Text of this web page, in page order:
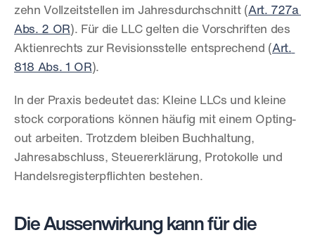
zehn Vollzeitstellen im Jahresdurchschnitt (Art. 727a
Abs. 2 OR). Für die LLC gelten die Vorschriften des
Aktienrechts zur Revisionsstelle entsprechend (Art.
818 Abs. 1 OR).
In der Praxis bedeutet das: Kleine LLCs und kleine
stock corporations können häufig mit einem Opting-
out arbeiten. Trotzdem bleiben Buchhaltung,
Jahresabschluss, Steuererklärung, Protokolle und
Handelsregisterpflichten bestehen.
Die Aussenwirkung kann für die